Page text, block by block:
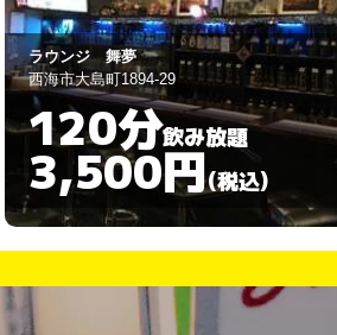
スナック 北川
長崎市銅座町8-6
120分飲み放題
4,000円(税込)